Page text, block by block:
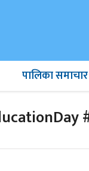
पालिका समाचार